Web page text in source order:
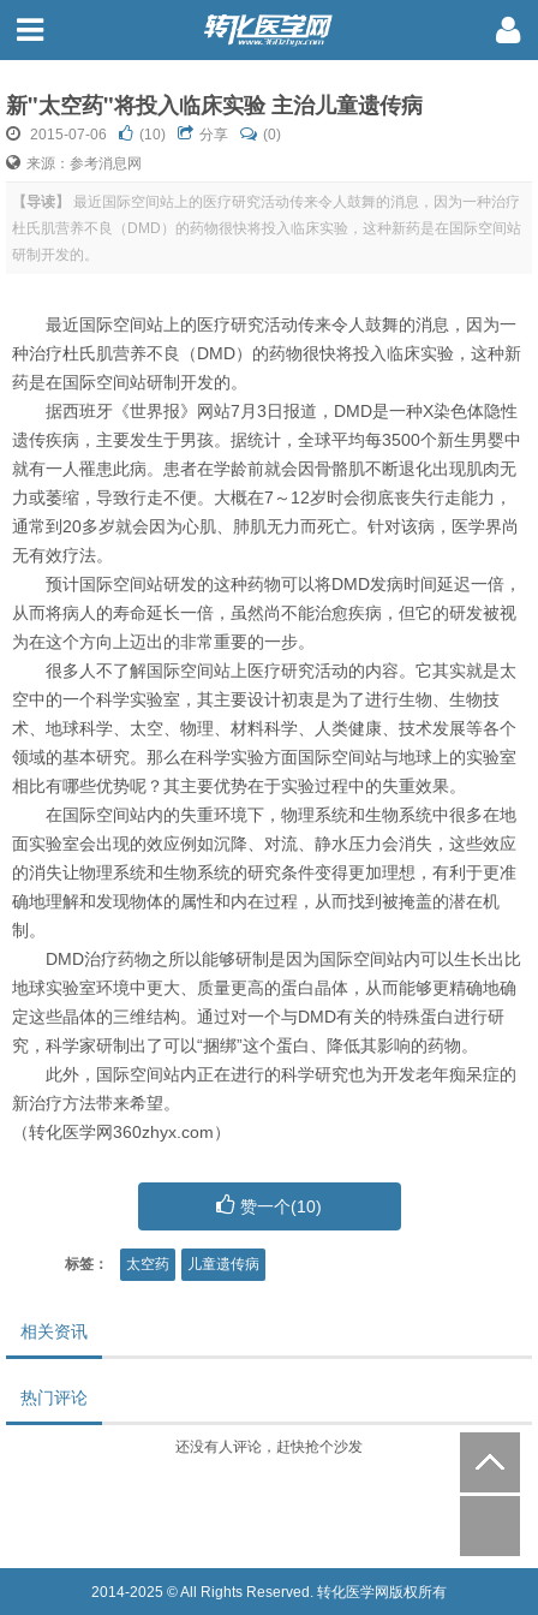
新"太空药"将投入临床实验 主治儿童遗传病
2015-07-06 (10) 分享
(0)
来源：参考消息网
【导读】
最近国际空间站上的医疗研究活动传来令人鼓舞的消息，因为一种治疗
杜氏肌营养不良（DMD）的药物很快将投入临床实验，这种新药是在国际空间站
研制开发的。
最近国际空间站上的医疗研究活动传来令人鼓舞的消息，因为一
种治疗杜氏肌营养不良（DMD）的药物很快将投入临床实验，这种新
药是在国际空间站研制开发的。
据西班牙《世界报》网站7月3日报道，DMD是一种X染色体隐性
遗传疾病，主要发生于男孩。据统计，全球平均每3500个新生男婴中
就有一人罹患此病。患者在学龄前就会因骨骼肌不断退化出现肌肉无
力或萎缩，导致行走不便。大概在7～12岁时会彻底丧失行走能力，
通常到20多岁就会因为心肌、肺肌无力而死亡。针对该病，医学界尚
无有效疗法。
预计国际空间站研发的这种药物可以将DMD发病时间延迟一倍，
从而将病人的寿命延长一倍，虽然尚不能治愈疾病，但它的研发被视
为在这个方向上迈出的非常重要的一步。
很多人不了解国际空间站上医疗研究活动的内容。它其实就是太
空中的一个科学实验室，其主要设计初衷是为了进行生物、生物技
术、地球科学、太空、物理、材料科学、人类健康、技术发展等各个
领域的基本研究。那么在科学实验方面国际空间站与地球上的实验室
相比有哪些优势呢？其主要优势在于实验过程中的失重效果。
在国际空间站内的失重环境下，物理系统和生物系统中很多在地
面实验室会出现的效应例如沉降、对流、静水压力会消失，这些效应
的消失让物理系统和生物系统的研究条件变得更加理想，有利于更准
确地理解和发现物体的属性和内在过程，从而找到被掩盖的潜在机
制。
DMD治疗药物之所以能够研制是因为国际空间站内可以生长出比
地球实验室环境中更大、质量更高的蛋白晶体，从而能够更精确地确
定这些晶体的三维结构。通过对一个与DMD有关的特殊蛋白进行研
究，科学家研制出了可以“捆绑”这个蛋白、降低其影响的药物。
此外，国际空间站内正在进行的科学研究也为开发老年痴呆症的
新治疗方法带来希望。
（转化医学网360zhyx.com）
赞一个(10)
标签： 太空药 儿童遗传病
相关资讯
热门评论
还没有人评论，赶快抢个沙发
2014-2025 © All Rights Reserved. 转化医学网版权所有